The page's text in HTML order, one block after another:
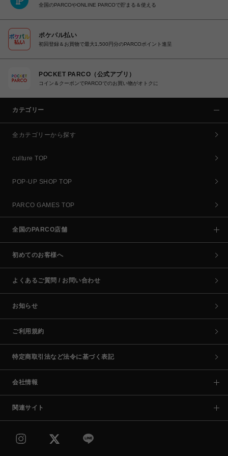
全国のPARCOやONLINE PARCOで貯まる＆使える
ポケパル払い
初回登録＆お買物で最大1,500円分のPARCOポイント進呈
POCKET PARCO（公式アプリ）
コイン＆クーポンでPARCOでのお買い物がオトクに
カテゴリー
全カテゴリーから探す
culture TOP
POP-UP SHOP TOP
PARCO GAMES TOP
全国のPARCO店舗
初めてのお客様へ
よくあるご質問 / お問い合わせ
お知らせ
ご利用規約
特定商取引法など法令に基づく表記
会社情報
関連サイト